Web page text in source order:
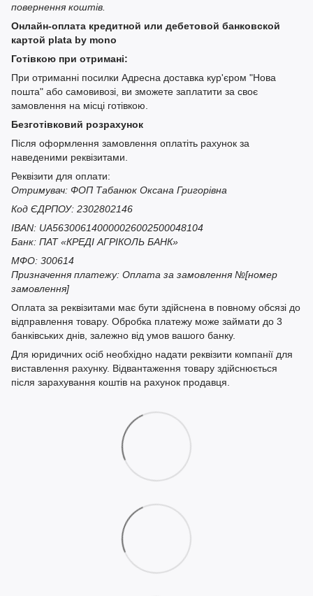
повернення коштів.
Онлайн-оплата кредитной или дебетовой банковской
картой plata by mono
Готівкою при отримані:
При отриманні посилки Адресна доставка кур'єром "Нова
пошта" або самовивозі, ви зможете заплатити за своє
замовлення на місці готівкою.
Безготівковий розрахунок
Після оформлення замовлення оплатіть рахунок за
наведеними реквізитами.
Реквізити для оплати:
Отримувач: ФОП Табанюк Оксана Григорівна
Код ЄДРПОУ: 2302802146
IBAN: UA563006140000026002500048104
Банк: ПАТ «КРЕДІ АГРІКОЛЬ БАНК»
МФО: 300614
Призначення платежу: Оплата за замовлення №[номер
замовлення]
Оплата за реквізитами має бути здійснена в повному обсязі до
відправлення товару. Обробка платежу може займати до 3
банківських днів, залежно від умов вашого банку.
Для юридичних осіб необхідно надати реквізити компанії для
виставлення рахунку. Відвантаження товару здійснюється
після зарахування коштів на рахунок продавця.